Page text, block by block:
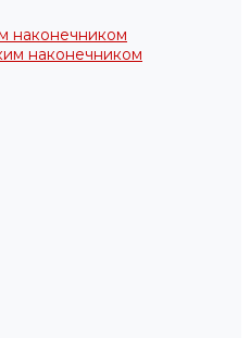
наконечником
наконечником